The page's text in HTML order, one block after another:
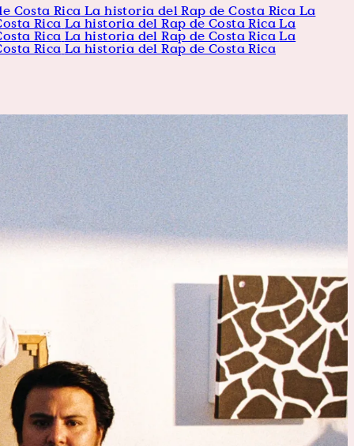
Costa Rica La historia del Rap de Costa Rica La
Rica La historia del Rap de Costa Rica La
Rica La historia del Rap de Costa Rica La
Rica La historia del Rap de Costa Rica